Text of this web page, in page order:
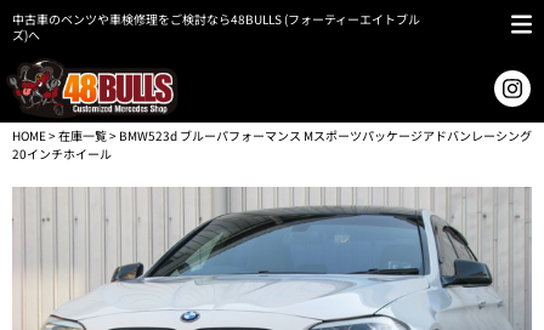
中古車のベンツや車検修理をご検討なら48BULLS (フォーティーエイトブル
ズ)へ
HOME>在庫一覧> BMW523d ブルーパフォーマンス Mスポーツパッケージアドバンレーシング
20インチホイール